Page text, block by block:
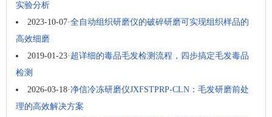
实验分析
2023-10-07·全自动组织研磨仪的破碎研磨可实现组织样品的
高效细磨
2019-01-23· 超详细的毒品毛发检测流程，四步搞定毛发毒品
检测
2026-03-18·净信冷冻研磨仪JXFSTPRP-CLN：毛发研磨前处
理的高效解决方案